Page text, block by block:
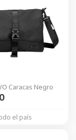
Caracas Negro
el país